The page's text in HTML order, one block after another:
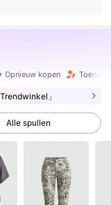
Opnieuw kopen
Trendwinkel」
Alle spullen